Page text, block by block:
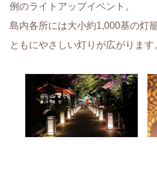
例のライトアップイベント。
島内各所には大小約1,000基の灯
ともにやさしい灯りが広がります